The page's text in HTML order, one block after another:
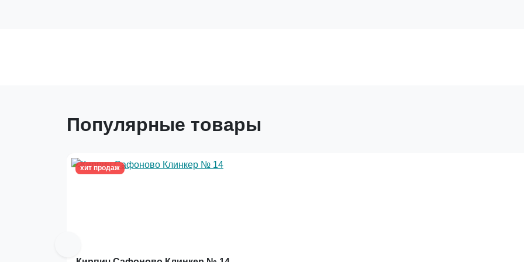
Популярные товары
хит продаж